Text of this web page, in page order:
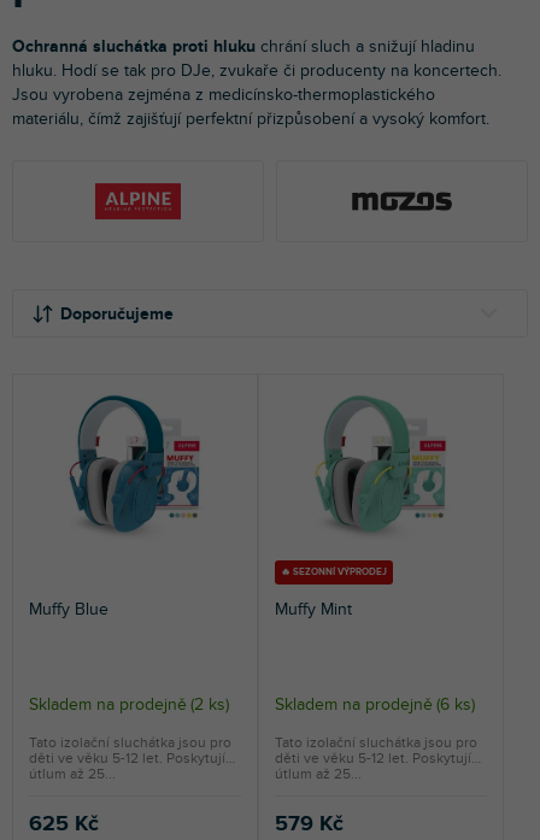
Ochranná sluchátka proti hluku chrání sluch a snižují hladinu
hluku. Hodí se tak pro DJe, zvukaře či producenty na koncertech.
Jsou vyrobena zejména z medicínsko-thermoplastického
materiálu, čímž zajišťují perfektní přizpůsobení a vysoký komfort.
Doporučujeme
NEJDRAŽŠÍ
NEJPRODÁVANĚJŠÍ
ABECEDNĚ
Muffy Blue
Skladem na prodejně (2 ks)
625 Kč
Tato izolační sluchátka jsou pro
děti ve věku 5-12 let. Poskytují
útlum až 25...
🔥 SEZONNÍ VÝPRODEJ
Muffy Mint
Skladem na prodejně (6 ks)
579 Kč
Tato izolační sluchátka jsou pro
děti ve věku 5-12 let. Poskytují
útlum až 25...